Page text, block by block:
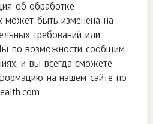
об обработке
может быть изменена на
требований или
по возможности сообщим
и вы всегда сможете
на нашем сайте по